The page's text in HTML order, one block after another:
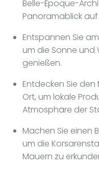
Belle-Époque-
Panoramablick
Entspannen Sie
um die Sonne und
genießen.
Entdecken Sie
Ort, um lokale
Atmosphäre der
Machen Sie einen
um die
Mauern zu